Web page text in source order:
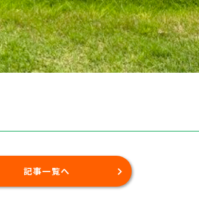
記事一覧へ